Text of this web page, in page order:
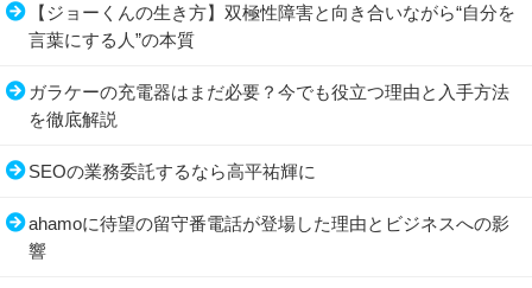
【ジョーくんの生き方】双極性障害と向き合いながら“自分を
言葉にする人”の本質
ガラケーの充電器はまだ必要？今でも役立つ理由と入手方法
を徹底解説
SEOの業務委託するなら高平祐輝に
ahamoに待望の留守番電話が登場した理由とビジネスへの影
響